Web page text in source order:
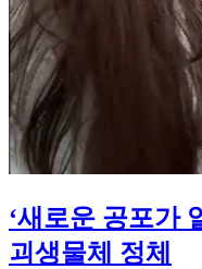
‘새로운 공포가
괴생물체 정체